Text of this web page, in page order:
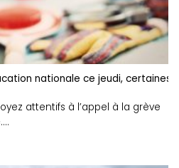
nationale ce jeudi,
attentifs à l’appel à la grève